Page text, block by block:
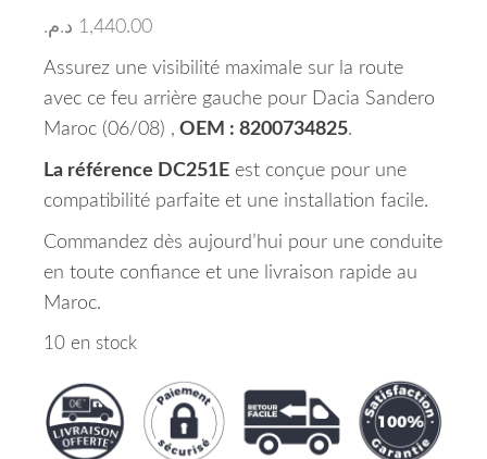
1,440.00 د.م.
Assurez une visibilité maximale sur la route
avec ce feu arrière gauche pour Dacia Sandero
Maroc (06/08) , OEM : 8200734825.
La référence DC251E est conçue pour une
compatibilité parfaite et une installation facile.
Commandez dès aujourd’hui pour une conduite
en toute confiance et une livraison rapide au
Maroc.
10 en stock